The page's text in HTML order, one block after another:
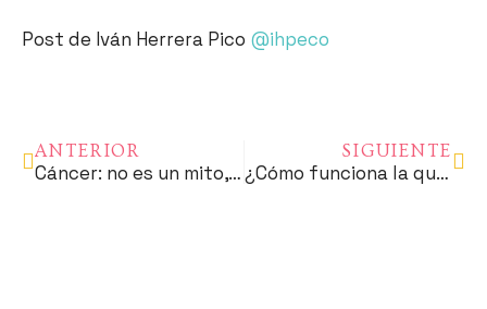
Post de Iván Herrera Pico @ihpeco
ANTERIOR
Cáncer: no es un mito, es real
SIGUIENTE
¿Cómo funciona la quimioterapia clásica?